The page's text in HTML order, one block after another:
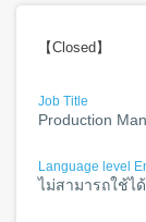
【Closed】
Job Title
Production
Language level
ไม่สามารถใช้ได้